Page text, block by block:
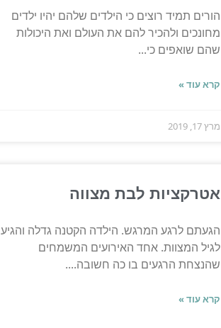
הורים תמיד רוצים כי הילדים שלהם יהיו ילדים
מחונכים ולהכיר להם את העולם ואת היכולות
שהם שואפים כי...
קרא עוד »
מרץ 17, 2019
אטרקציות לבת מצווה
הגעתם לרגע המרגש. הילדה הקטנה גדלה והגיע
לגיל המצוות. אחד האירועים המשמחים
שהנצחת הרגעים בו כה חשובה....
קרא עוד »